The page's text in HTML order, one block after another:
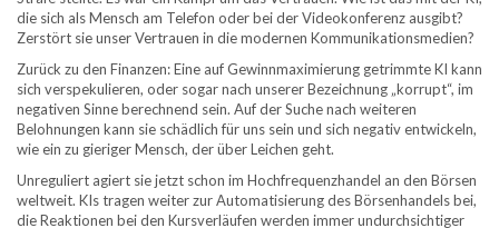
die sich als Mensch am Telefon oder bei der Videokonferenz ausgibt?
Zerstört sie unser Vertrauen in die modernen Kommunikationsmedien?
Zurück zu den Finanzen: Eine auf Gewinnmaximierung getrimmte KI kann
sich verspekulieren, oder sogar nach unserer Bezeichnung „korrupt“, im
negativen Sinne berechnend sein. Auf der Suche nach weiteren
Belohnungen kann sie schädlich für uns sein und sich negativ entwickeln,
wie ein zu gieriger Mensch, der über Leichen geht.
Unreguliert agiert sie jetzt schon im Hochfrequenzhandel an den Börsen
weltweit. KIs tragen weiter zur Automatisierung des Börsenhandels bei,
die Reaktionen bei den Kursverläufen werden immer undurchsichtiger